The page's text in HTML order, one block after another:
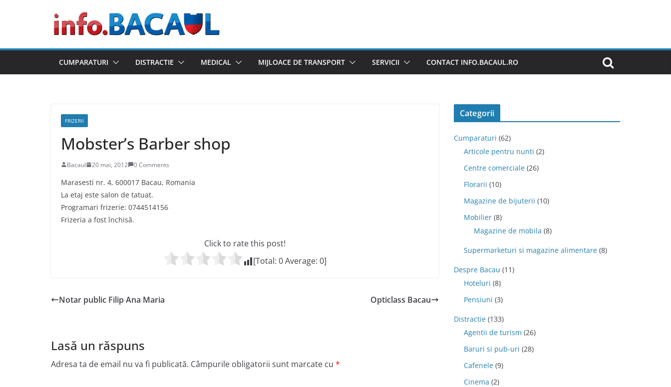
CUMPARATURI DISTRACTIE MEDICAL MIJLOACE DE TRANSPORT SERVICII CONTACT INFO.BACAUL.RO
FRIZERII
Mobster’s Barber shop
Bacaul 20 mai, 2012 0 Comments
Marasesti nr. 4, 600017 Bacau, Romania
La etaj este salon de tatuat.
Programari frizerie: 0744514156
Frizeria a fost închisă.
Click to rate this post!
[Total: 0Average: 0]
Notar public Filip Ana Maria Opticlass Bacau
Lasă un răspuns
Adresa ta de email nu va fi publicată. Câmpurile obligatorii sunt marcate cu *
Categorii
Cumparaturi (62)
Articole pentru nunti (2)
Centre comerciale (26)
Florarii (10)
Magazine de bijuterii (10)
Mobilier (8)
Magazine de mobila (8)
Supermarketuri si magazine alimentare (8)
Despre Bacau (11)
Hoteluri (8)
Pensiuni (3)
Distractie (133)
Agentii de turism (26)
Baruri si pub-uri (28)
Cafenele (9)
Cinema (2)